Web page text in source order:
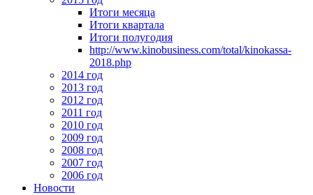
Итоги месяца
Итоги квартала
Итоги полугодия
http://www.kinobusiness.com/total/kinokassa-
2018.php
2014 год
2013 год
2012 год
2011 год
2010 год
2009 год
2008 год
2007 год
2006 год
Новости